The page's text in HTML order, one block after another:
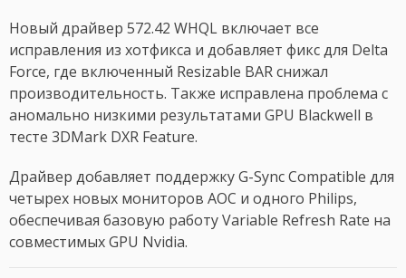
Новый драйвер 572.42 WHQL включает все
исправления из хотфикса и добавляет фикс для Delta
Force, где включенный Resizable BAR снижал
производительность. Также исправлена проблема с
аномально низкими результатами GPU Blackwell в
тесте 3DMark DXR Feature.
Драйвер добавляет поддержку G-Sync Compatible для
четырех новых мониторов AOC и одного Philips,
обеспечивая базовую работу Variable Refresh Rate на
совместимых GPU Nvidia.